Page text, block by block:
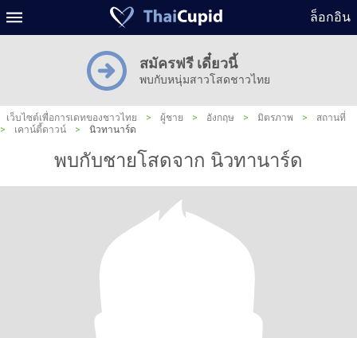
ล็อกอิน
สมัครฟรี เดี๋ยวนี้
พบกับหนุ่มสาวโสดชาวไทย
เว็บไซต์เพื่อการเดทของชาวไทย > ผู้ชาย > อังกฤษ > มิตรภาพ >
สถานที่
>
เคาน์ตี้ดาวน์ > นิวทานาร์ด
พบกับชายโสดจาก นิวทานาร์ด